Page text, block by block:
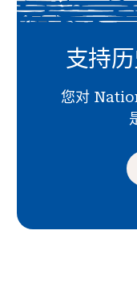
支持
您对